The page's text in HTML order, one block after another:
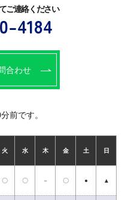
ご連絡ください
4184
合わせ
前です。
火 水 木 金 土 日
〇 〇 － 〇 ● ▲